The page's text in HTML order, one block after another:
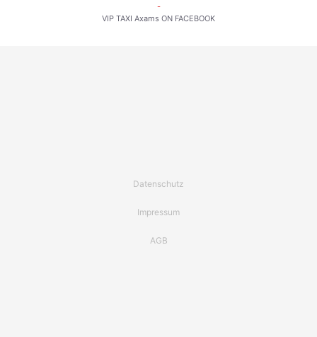
-
VIP TAXI Axams ON FACEBOOK
Datenschutz
Impressum
AGB